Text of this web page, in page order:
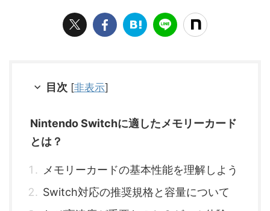
目次 [非表示]
Nintendo Switchに適したメモリーカード
とは？
メモリーカードの基本性能を理解しよう
Switch対応の推奨規格と容量について